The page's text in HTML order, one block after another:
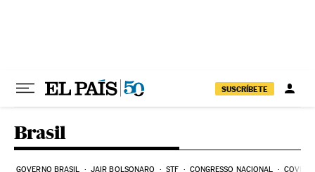
SUSCRÍBETE
Brasil
GOVERNO BRASIL JAIR BOLSONARO STF CONGRESSO NACIONAL COVID-